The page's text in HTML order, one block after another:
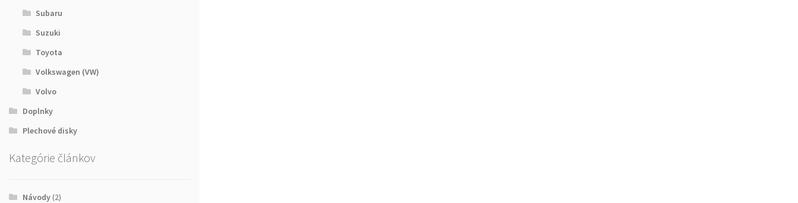
Subaru
Suzuki
Toyota
Volkswagen (VW)
Volvo
Doplnky
Plechové disky
Kategórie článkov
Návody(2)